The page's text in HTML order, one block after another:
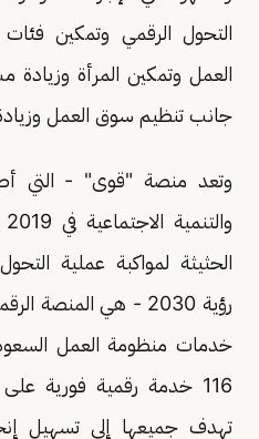
التحول الرقمي وتمكين
العمل وتمكين المرأة وزيادة
جانب تنظيم سوق العمل
وتعد منصة "قوى" - التي
الحثيثة لمواكبة عملية
رؤية 2030 - هي
خدمات منظومة العمل
116 خدمة رقمية فورية
تهدف جميعها إلى تسهيل